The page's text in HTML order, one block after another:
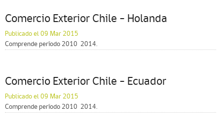
Comercio Exterior Chile – Holanda
Publicado el 09 Mar 2015
Comprende período 2010  2014.
Comercio Exterior Chile – Ecuador
Publicado el 09 Mar 2015
Comprende período 2010  2014.